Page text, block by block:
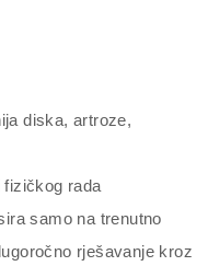
diska, artroze,
fizičkog rada
samo na trenutno
rješavanje kroz